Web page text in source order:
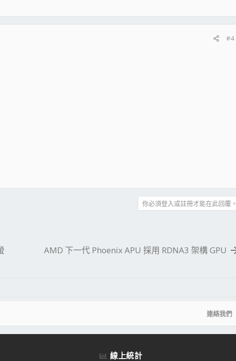
#4
你必須登入或註冊才能在此回覆。
AMD 下一代 Phoenix APU 採用 RDNA3 架構 GPU
連絡我們
線上統計